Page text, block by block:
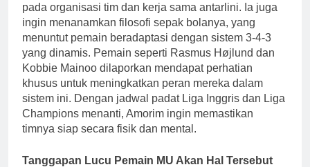
pada organisasi tim dan kerja sama antarlini. Ia juga
ingin menanamkan filosofi sepak bolanya, yang
menuntut pemain beradaptasi dengan sistem 3-4-3
yang dinamis. Pemain seperti Rasmus Højlund dan
Kobbie Mainoo dilaporkan mendapat perhatian
khusus untuk meningkatkan peran mereka dalam
sistem ini. Dengan jadwal padat Liga Inggris dan Liga
Champions menanti, Amorim ingin memastikan
timnya siap secara fisik dan mental.
Tanggapan Lucu Pemain MU Akan Hal Tersebut